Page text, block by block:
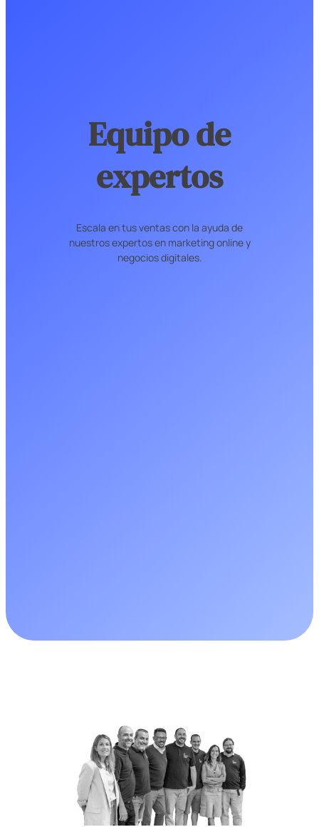
Equipo de
expertos
Escala en tus ventas con la ayuda de
nuestros expertos en marketing online y
negocios digitales.